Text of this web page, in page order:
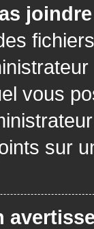
vous
sur